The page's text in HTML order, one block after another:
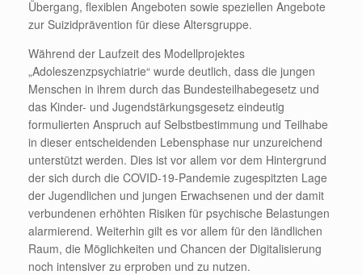
Übergang, flexiblen Angeboten sowie speziellen Angebote
zur Suizidprävention für diese Altersgruppe.
Während der Laufzeit des Modellprojektes
„Adoleszenzpsychiatrie“ wurde deutlich, dass die jungen
Menschen in ihrem durch das Bundesteilhabegesetz und
das Kinder- und Jugendstärkungsgesetz eindeutig
formulierten Anspruch auf Selbstbestimmung und Teilhabe
in dieser entscheidenden Lebensphase nur unzureichend
unterstützt werden. Dies ist vor allem vor dem Hintergrund
der sich durch die COVID-19-Pandemie zugespitzten Lage
der Jugendlichen und jungen Erwachsenen und der damit
verbundenen erhöhten Risiken für psychische Belastungen
alarmierend. Weiterhin gilt es vor allem für den ländlichen
Raum, die Möglichkeiten und Chancen der Digitalisierung
noch intensiver zu erproben und zu nutzen.